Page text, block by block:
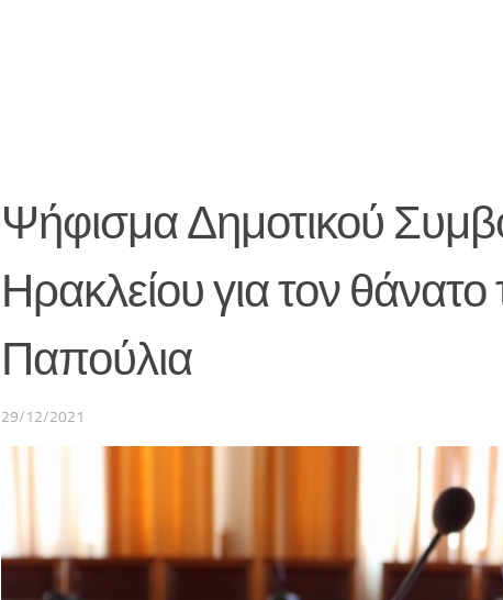
Ψήφισμα Δημοτικού
Ηρακλείου για τον
Παπούλια
29/12/2021